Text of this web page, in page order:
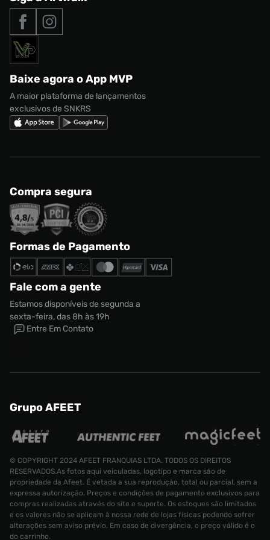
Roupas
Acessórios
Marcas
Nike Air Max
adidas Adi2000
adidas Campus
Nike Shox
Nossas lojas
Termos de uso
Política de privacidade
Regulamento CRM/ CASHBACK
Regulamento Cupom
Tipos de entrega
Formas de Pagamento
Solicite seus dados
Baixe agora o App MVP
A maior plataforma de lançamentos
exclusivos de SNKRS
Compra segura
Formas de Pagamento
Fale com a gente
Estamos disponíveis de segunda a
sexta-feira, das 8h às 19h
Entre Em Contato
Grupo AFEET
© COPYRIGHT 2024 AFEET FRANQUIAS LTDA. TODOS OS DIREITOS
RESERVADOS.As fotos aqui veiculadas, logotipo e marca são de
propriedade da Afeet. É vetada a sua reprodução, total ou parcial, sem a
expressa autorização. Preços e condições de pagamento exclusivos para
compras realizadas através do site e suporte. Os estoques são limitados
e os valores não se aplicam à nossa rede de lojas físicas podendo sofrer
alterações sem aviso prévio. Em caso de divergência, o preço válido é o
do carrinho.